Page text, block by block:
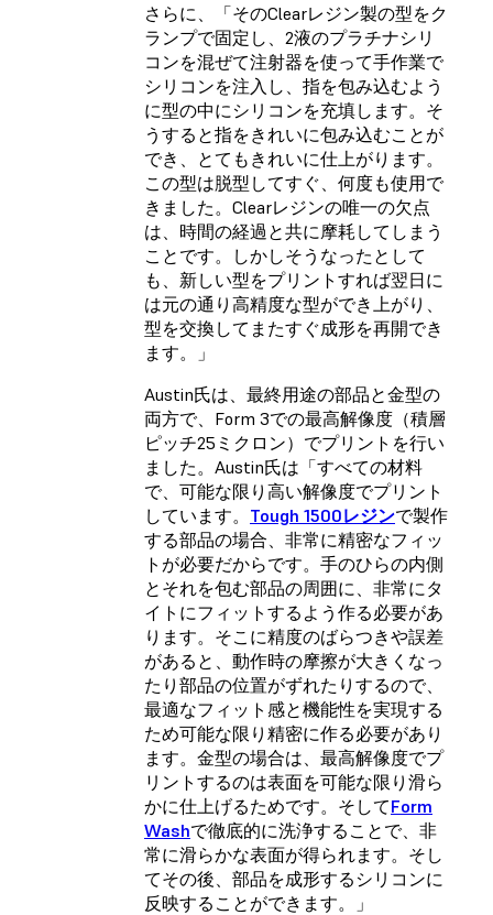
さらに、「そのClearレジン製の型をク
ランプで固定し、2液のプラチナシリ
コンを混ぜて注射器を使って手作業で
シリコンを注入し、指を包み込むよう
に型の中にシリコンを充填します。そ
うすると指をきれいに包み込むことが
でき、とてもきれいに仕上がります。
この型は脱型してすぐ、何度も使用で
きました。Clearレジンの唯一の欠点
は、時間の経過と共に摩耗してしまう
ことです。しかしそうなったとして
も、新しい型をプリントすれば翌日に
は元の通り高精度な型ができ上がり、
型を交換してまたすぐ成形を再開でき
ます。」
Austin氏は、最終用途の部品と金型の
両方で、Form 3での最高解像度（積層
ピッチ25ミクロン）でプリントを行い
ました。Austin氏は「すべての材料
で、可能な限り高い解像度でプリント
しています。 Tough 1500レジンで製作
する部品の場合、非常に精密なフィッ
トが必要だからです。手のひらの内側
とそれを包む部品の周囲に、非常にタ
イトにフィットするよう作る必要があ
ります。そこに精度のばらつきや誤差
があると、動作時の摩擦が大きくなっ
たり部品の位置がずれたりするので、
最適なフィット感と機能性を実現する
ため可能な限り精密に作る必要があり
ます。金型の場合は、最高解像度でプ
リントするのは表面を可能な限り滑ら
かに仕上げるためです。そしてForm
Washで徹底的に洗浄することで、非
常に滑らかな表面が得られます。そし
てその後、部品を成形するシリコンに
反映することができます。」